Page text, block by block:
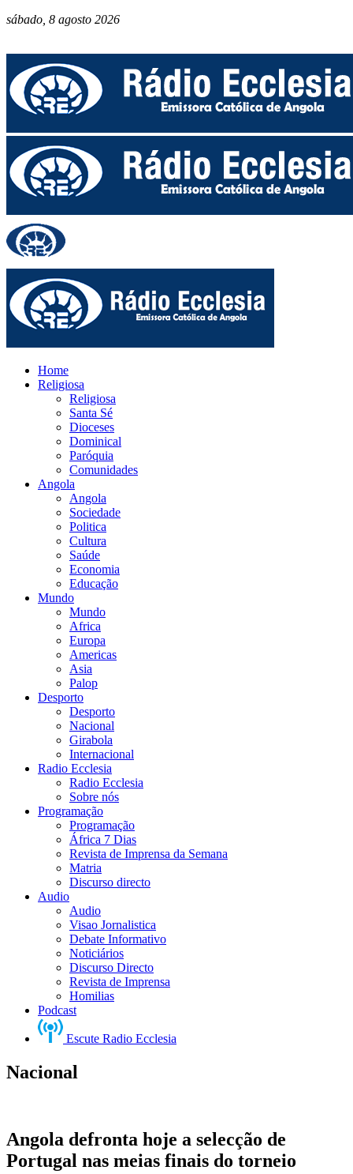
sábado, 8 agosto 2026
Home
Religiosa
Religiosa
Santa Sé
Dioceses
Dominical
Paróquia
Comunidades
Angola
Angola
Sociedade
Politica
Cultura
Saúde
Economia
Educação
Mundo
Mundo
Africa
Europa
Americas
Asia
Palop
Desporto
Desporto
Nacional
Girabola
Internacional
Radio Ecclesia
Radio Ecclesia
Sobre nós
Programação
Programação
África 7 Dias
Revista de Imprensa da Semana
Matria
Discurso directo
Audio
Audio
Visao Jornalistica
Debate Informativo
Noticiários
Discurso Directo
Revista de Imprensa
Homilias
Podcast
Escute Radio Ecclesia
Nacional
Angola defronta hoje a selecção de
Portugal nas meias finais do torneio